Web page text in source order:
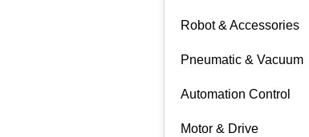
Robot & Accessories
Pneumatic & Vacuum
Automation Control
Motor & Drive